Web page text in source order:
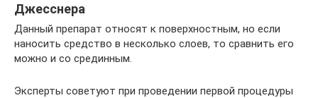
Джесснера
Данный препарат относят к поверхностным, но если
наносить средство в несколько слоев, то сравнить его
можно и со срединным.
Эксперты советуют при проведении первой процедуры